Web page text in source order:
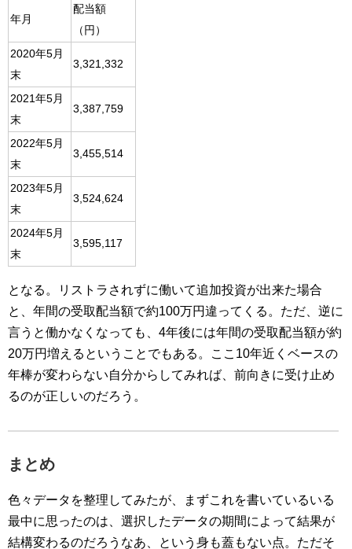
年月
配当額
（円）
2020年5月
末
3,321,332
2021年5月
末
3,387,759
2022年5月
末
3,455,514
2023年5月
末
3,524,624
2024年5月
末
3,595,117
となる。リストラされずに働いて追加投資が出来た場合
と、年間の受取配当額で約100万円違ってくる。ただ、逆に
言うと働かなくなっても、4年後には年間の受取配当額が約
20万円増えるということでもある。ここ10年近くベースの
年棒が変わらない自分からしてみれば、前向きに受け止め
るのが正しいのだろう。
まとめ
色々データを整理してみたが、まずこれを書いているいる
最中に思ったのは、選択したデータの期間によって結果が
結構変わるのだろうなあ、という身も蓋もない点。ただそ